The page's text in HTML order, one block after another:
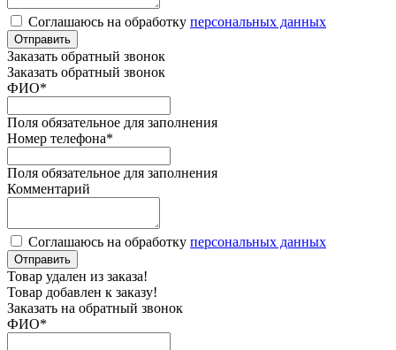
Соглашаюсь на обработку персональных данных
Отправить
Заказать обратный звонок
Заказать обратный звонок
ФИО*
Поля обязательное для заполнения
Номер телефона*
Поля обязательное для заполнения
Комментарий
Соглашаюсь на обработку персональных данных
Отправить
Товар удален из заказа!
Товар добавлен к заказу!
Заказать на обратный звонок
ФИО*